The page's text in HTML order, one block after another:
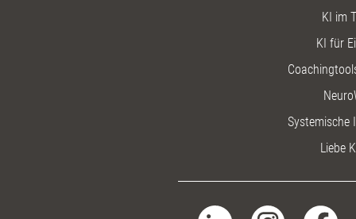
KI im
KI für
Systemische
Liebe